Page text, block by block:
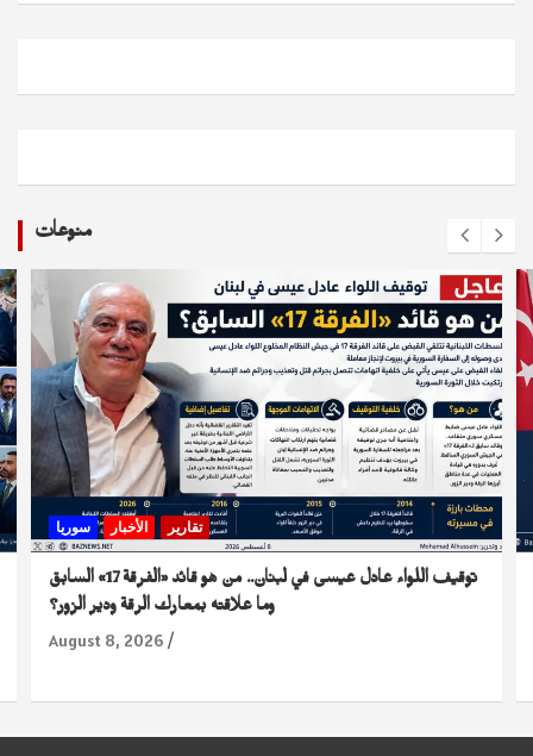
منوعات
سوريا الأخبار تقارير
توقيف اللواء عادل عيسى في لبنان.. من هو قائد «الفرقة 17» السابق
وما علاقته بمعارك الرقة ودير الزور؟
August 8, 2026